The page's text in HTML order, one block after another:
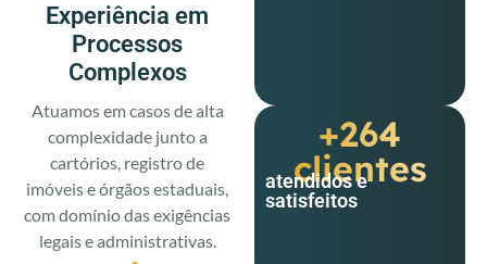
Experiência em
Processos
Complexos
Atuamos em casos de alta
complexidade junto a
cartórios, registro de
imóveis e órgãos estaduais,
com domínio das exigências
legais e administrativas.
+264
clientes
atendidos e
satisfeitos